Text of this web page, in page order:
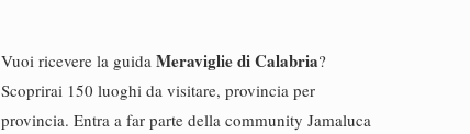
Vuoi ricevere la guida Meraviglie di Calabria?
Scoprirai 150 luoghi da visitare, provincia per
provincia. Entra a far parte della community Jamaluca